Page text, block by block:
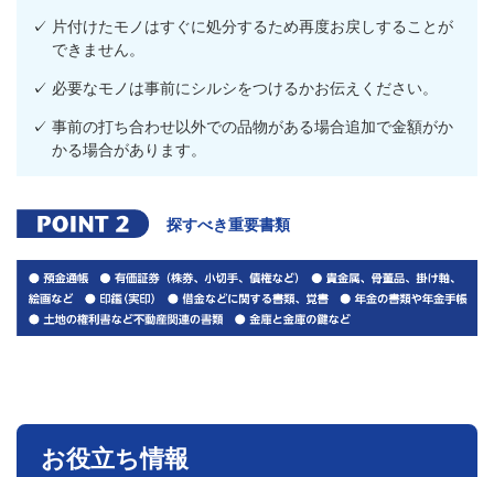
片付けたモノはすぐに処分するため再度お戻しすることが
できません。
必要なモノは事前にシルシをつけるかお伝えください。
事前の打ち合わせ以外での品物がある場合追加で金額がか
かる場合があります。
探すべき重要書類
お役立ち情報